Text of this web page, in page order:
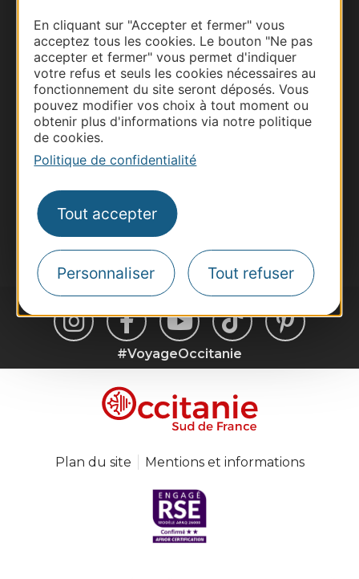
En cliquant sur "Accepter et fermer" vous
acceptez tous les cookies. Le bouton "Ne pas
accepter et fermer" vous permet d'indiquer
votre refus et seuls les cookies nécessaires au
fonctionnement du site seront déposés. Vous
pouvez modifier vos choix à tout moment ou
obtenir plus d'informations via notre politique
de cookies.
Politique de confidentialité
Tout accepter
Personnaliser Tout refuser
Thermalisme
Business/Mice
Pros d'Occitanie
Site presse et d'influence
Voyagistes
Destination Sport
Destination Occitanie pour recevoir des
suggestions de séjours, de visites et de sorties.
Je m'abonne
#VoyageOccitanie
Plan du site Mentions et informations